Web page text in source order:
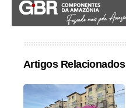
Artigos Relacionados